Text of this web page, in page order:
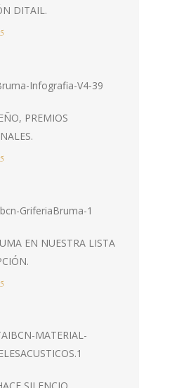
DITAIL.
PREMIOS
EN NUESTRA LISTA